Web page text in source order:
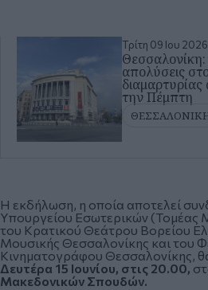
Τρίτη 09 Ιου
Θεσσαλονίκη:
απολύσεις
την Πέμπτη
Η εκδήλωση, η οποία αποτελεί
Υπουργείου Εσωτερικών (Τομέας
του Κρατικού Θεάτρου Βορείου
Μουσικής Θεσσαλονίκης και του
Κινηματογράφου Θεσσαλονίκης,
Δευτέρα 15 Ιουνίου, στις 20.00,
Μακεδονικών Σπουδών.